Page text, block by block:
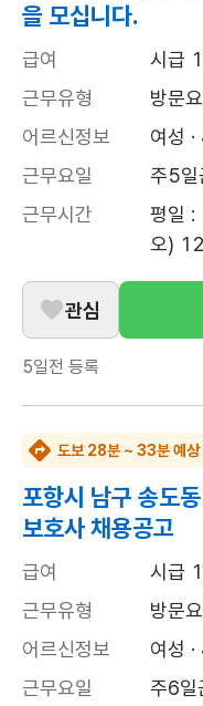
을 모십니다.
급여
시급
근무유형
방문
어르신정보
여성
근무요일
주5일
근무시간
평일 :
오)
관심
5일전 등록
도보 28분 ~ 33분 예상
포항시 남구 송도
보호사 채용공고
급여
시급
근무유형
방문
어르신정보
여성
근무요일
주6일